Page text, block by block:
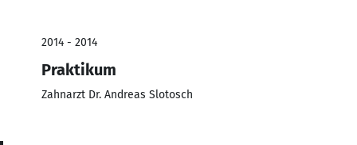
2014 - 2014
Praktikum
Zahnarzt Dr. Andreas Slotosch